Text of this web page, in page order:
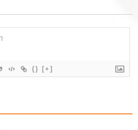
{} [+]